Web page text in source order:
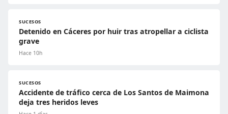
SUCESOS
Detenido en Cáceres por huir tras atropellar a ciclista
grave
Hace 10h
SUCESOS
Accidente de tráfico cerca de Los Santos de Maimona
deja tres heridos leves